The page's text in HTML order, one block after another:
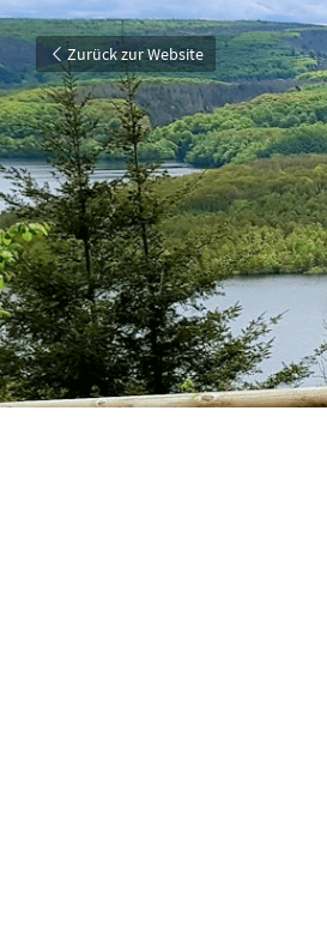
Zurück zur Website